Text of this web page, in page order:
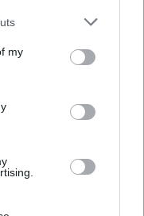
one or more Google
You may click to
third-party tags to
in below Google
my
micro-
érdekében
testmozgás. Ha
intenzitású, 60-
– bevallom
mozgok legalább
semmi értelme.…